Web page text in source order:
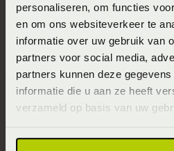
personaliseren, om functies
en om ons websiteverkeer te
informatie over uw gebruik van
partners voor social media,
partners kunnen deze
informatie die u aan ze heeft
verzameld op basis van uw
Met onze 3D-configurator kun
tot leven brengen. Laat je
ontwerp een bed dat niet
ook een groene eyecatcher
slaapkamer.
Start met ontwerpen